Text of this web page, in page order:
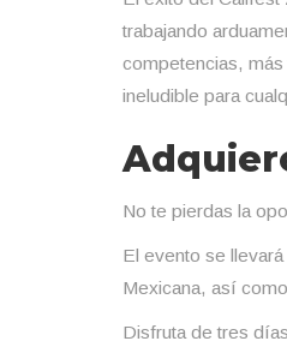
trabajando
competencias,
ineludible para
No te pierdas la
El evento se
Mexicana, así
Disfruta de tres